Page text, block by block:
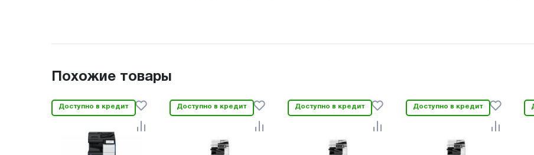
Похожие товары
Доступно в кредит Доступно в кредит Доступно в кредит Доступно в кредит